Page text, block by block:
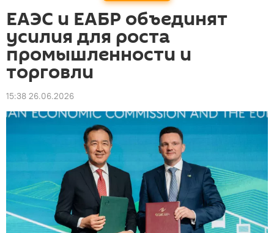
ЕАЭС и ЕАБР объединят
усилия для роста
промышленности и
торговли
15:38 26.06.2026